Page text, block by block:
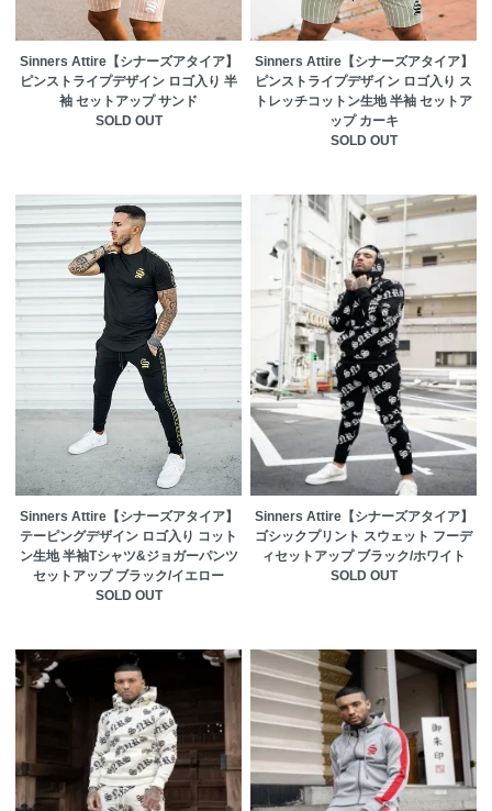
Sinners Attire【シナーズアタイア】
ピンストライプデザイン ロゴ入り 半
袖 セットアップ サンド
SOLD OUT
Sinners Attire【シナーズアタイア】
ピンストライプデザイン ロゴ入り ス
トレッチコットン生地 半袖 セットア
ップ カーキ
SOLD OUT
Sinners Attire【シナーズアタイア】
テーピングデザイン ロゴ入り コット
ン生地 半袖Tシャツ&ジョガーパンツ
セットアップ ブラック/イエロー
SOLD OUT
Sinners Attire【シナーズアタイア】
ゴシックプリント スウェット フーデ
ィセットアップ ブラック/ホワイト
SOLD OUT